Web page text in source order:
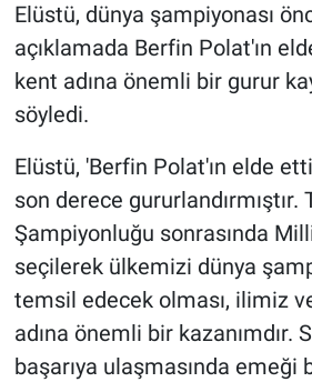
Elüstü, dünya şampiyonası
açıklamada Berfin Polat'ın
kent adına önemli bir gurur
söyledi.
Elüstü, 'Berfin Polat'ın elde
son derece gururlandırmıştır.
Şampiyonluğu sonrasında
seçilerek ülkemizi dünya
temsil edecek olması, ilimiz
adına önemli bir kazanımdır.
başarıya ulaşmasında emeği